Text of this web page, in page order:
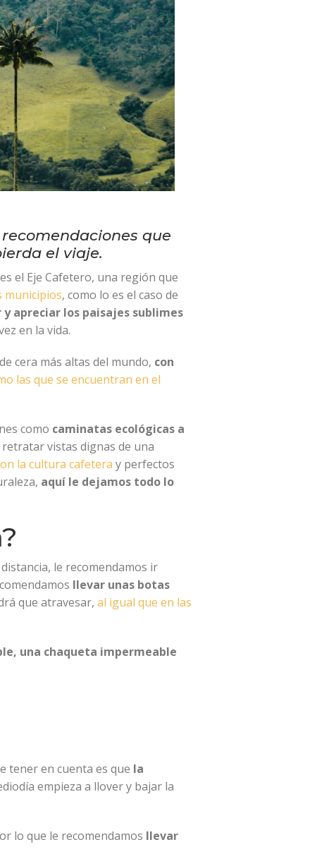
que
el viaje.
el Eje Cafetero, una región que
municipios, como lo es el caso de
apreciar los paisajes sublimes
en la vida.
cera más altas del mundo, con
las que se encuentran en el
como caminatas ecológicas a
retratar vistas dignas de una
la cultura cafetera y perfectos
aquí le dejamos todo lo
le recomendamos ir
llevar unas botas
que atravesar, al igual que en las
una chaqueta impermeable
tener en cuenta es que la
empieza a llover y bajar la
lo que le recomendamos llevar